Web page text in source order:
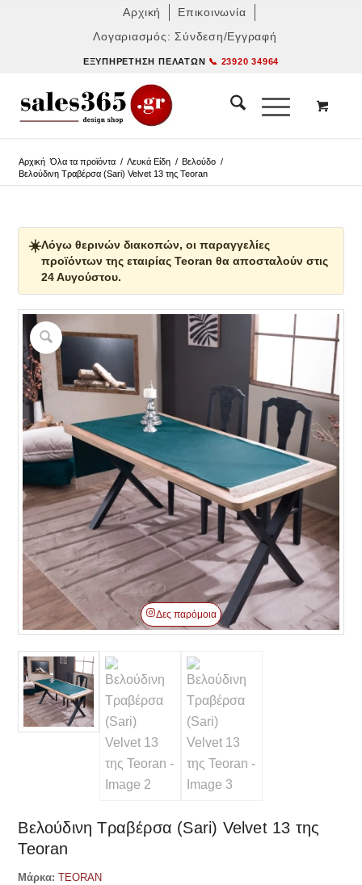
Αρχική
Επικοινωνία
Λογαριασμός: Σύνδεση/Εγγραφή
ΕΞΥΠΗΡΈΤΗΣΗ ΠΕΛΑΤΏΝ 📞 23920 34964
Αρχική Όλα τα προϊόντα / Λευκά Είδη / Βελούδο /
Βελούδινη Τραβέρσα (Sari) Velvet 13 της Teoran
☀️Λόγω θερινών διακοπών, οι παραγγελίες
προϊόντων της εταιρίας Teoran θα αποσταλούν στις
24 Αυγούστου.
Δες παρόμοια
Βελούδινη Τραβέρσα (Sari) Velvet 13 της
Teoran
Μάρκα: TEORAN